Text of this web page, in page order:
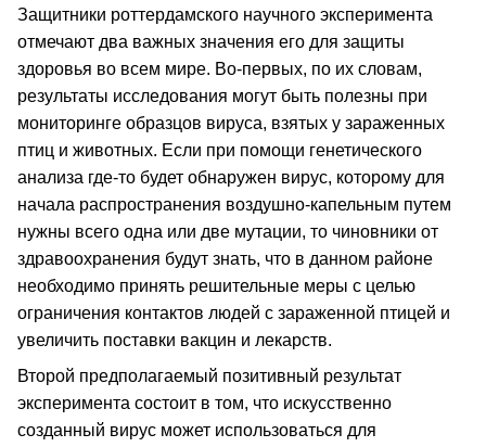
Защитники роттердамского научного эксперимента
отмечают два важных значения его для защиты
здоровья во всем мире. Во-первых, по их словам,
результаты исследования могут быть полезны при
мониторинге образцов вируса, взятых у зараженных
птиц и животных. Если при помощи генетического
анализа где-то будет обнаружен вирус, которому для
начала распространения воздушно-капельным путем
нужны всего одна или две мутации, то чиновники от
здравоохранения будут знать, что в данном районе
необходимо принять решительные меры с целью
ограничения контактов людей с зараженной птицей и
увеличить поставки вакцин и лекарств.
Второй предполагаемый позитивный результат
эксперимента состоит в том, что искусственно
созданный вирус может использоваться для